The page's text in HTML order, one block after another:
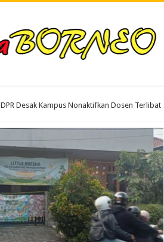
DPR Desak Kampus Nonaktifkan Dosen Terlibat